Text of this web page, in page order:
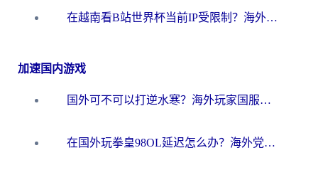
在越南看B站世界杯当前IP受限制？海外党体育观赛终极指南来了
加速国内游戏
国外可不可以打逆水寒？海外玩家国服畅玩终极指南（附漫威荒野乱斗加速方案）
在国外玩拳皇98OL延迟怎么办？海外党亲测有效的低延迟指南